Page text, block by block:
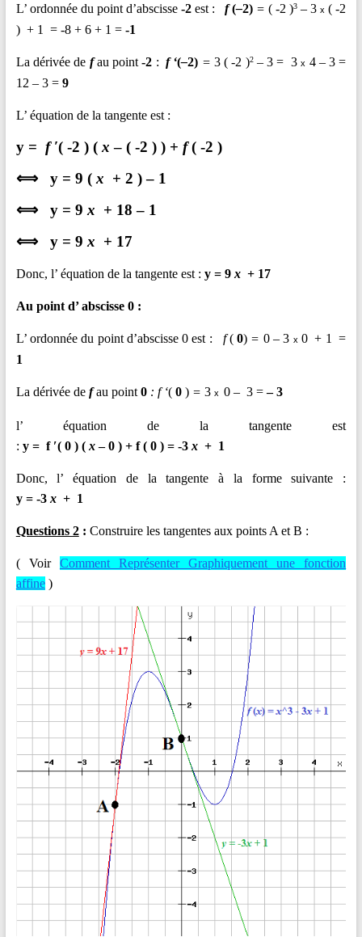
L’ ordonnée du point d’abscisse -2est : f(–2) = ( -2 )3 – 3x ( -2
) + 1 = -8 + 6 + 1 = -1
La dérivée de f au point-2 : f ‘(–2) = 3 ( -2 )2– 3 = 3x 4 – 3 =
12 – 3 = 9
L’ équation de la tangente est :
y = f′( -2 ) ( x– ( -2 ) ) + f ( -2 )
⟺ y = 9 ( x + 2 ) – 1
⟺ y = 9 x + 18 – 1
⟺ y = 9 x + 17
Donc, l’ équation de la tangente est : y = 9 x + 17
Au point d’ abscisse 0 :
L’ ordonnée du point d’abscisse 0 est : f(0) = 0 – 3 x 0 + 1 =
1
La dérivée de fau point 0 : f ‘( 0 )= 3 x 0 – 3 =– 3
l’ équation de la tangente est
: y = f ′( 0 ) ( x– 0 ) + f( 0 ) = -3 x + 1
Donc, l’ équation de la tangente à la forme suivante :
y = -3 x + 1
Questions 2: Construire les tangentes aux points A et B :
( Voir Comment Représenter Graphiquement une fonction
affine)